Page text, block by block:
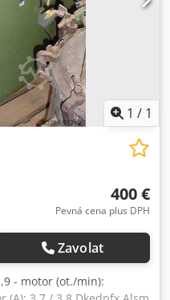
1 / 1
400 €
Pevná cena plus DPH
Zavolat
- motor (ot./min):